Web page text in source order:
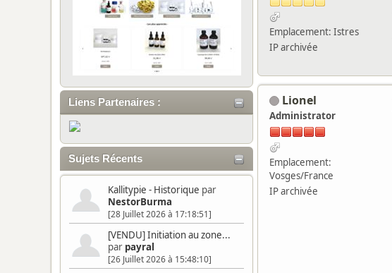
Liens Partenaires :
Sujets Récents
Kallitypie - Historique par
NestorBurma
[28 Juillet 2026 à 17:18:51]
[VENDU] Initiation au zone...
par payral
[26 Juillet 2026 à 15:48:10]
Emplacement: Istres
IP archivée
Lionel
Administrator
Emplacement:
Vosges/France
IP archivée